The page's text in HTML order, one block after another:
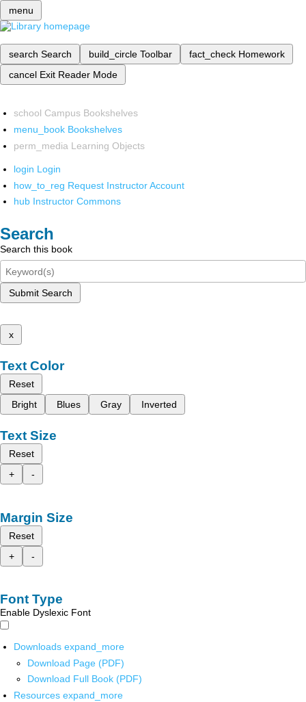
menu
search Search build_circle Toolbar fact_check Homework
cancel Exit Reader Mode
school Campus Bookshelves
menu_book Bookshelves
perm_media Learning Objects
login Login
how_to_reg Request Instructor Account
hub Instructor Commons
Search
Search this book
Submit Search
x
Text Color
Reset
Bright
Blues Gray Inverted
Text Size
Reset
+
-
Margin Size
Reset
+
-
Font Type
Enable Dyslexic Font
Downloads expand_more
Download Page (PDF)
Download Full Book (PDF)
Resources expand_more